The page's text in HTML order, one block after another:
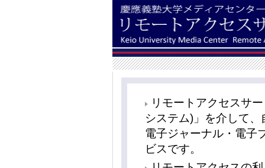
リモートアクセスサ
システム)」を介して
電子ジャーナル・電子
ビスです。